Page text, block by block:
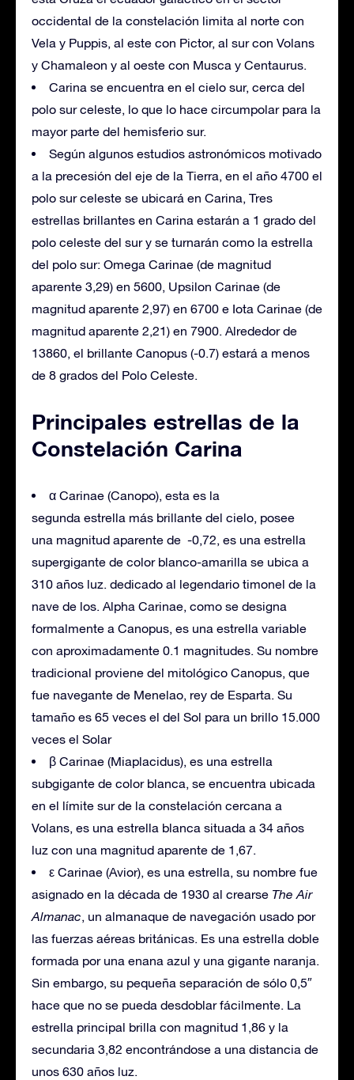
occidental de la constelación limita al norte con
Vela y Puppis, al este con Pictor, al sur con Volans
y Chamaleon y al oeste con Musca y Centaurus.
Carina se encuentra en el cielo sur, cerca del
polo sur celeste, lo que lo hace circumpolar para la
mayor parte del hemisferio sur.
Según algunos estudios astronómicos motivado
a la precesión del eje de la Tierra, en el año 4700 el
polo sur celeste se ubicará en Carina, Tres
estrellas brillantes en Carina estarán a 1 grado del
polo celeste del sur y se turnarán como la estrella
del polo sur: Omega Carinae (de magnitud
aparente 3,29) en 5600, Upsilon Carinae (de
magnitud aparente 2,97) en 6700 e Iota Carinae (de
magnitud aparente 2,21) en 7900. Alrededor de
13860, el brillante Canopus (-0.7) estará a menos
de 8 grados del Polo Celeste.
Principales estrellas de la
Constelación Carina
α Carinae (Canopo), esta es la
segunda estrella más brillante del cielo, posee
una magnitud aparente de -0,72, es una estrella
supergigante de color blanco-amarilla se ubica a
310 años luz. dedicado al legendario timonel de la
nave de los. Alpha Carinae, como se designa
formalmente a Canopus, es una estrella variable
con aproximadamente 0.1 magnitudes. Su nombre
tradicional proviene del mitológico Canopus, que
fue navegante de Menelao, rey de Esparta. Su
tamaño es 65 veces el del Sol para un brillo 15.000
veces el Solar
β Carinae (Miaplacidus), es una estrella
subgigante de color blanca, se encuentra ubicada
en el límite sur de la constelación cercana a
Volans, es una estrella blanca situada a 34 años
luz con una magnitud aparente de 1,67.
ε Carinae (Avior), es una estrella, su nombre fue
asignado en la década de 1930 al crearse The Air
Almanac, un almanaque de navegación usado por
las fuerzas aéreas británicas. Es una estrella doble
formada por una enana azul y una gigante naranja.
Sin embargo, su pequeña separación de sólo 0,5″
hace que no se pueda desdoblar fácilmente. La
estrella principal brilla con magnitud 1,86 y la
secundaria 3,82 encontrándose a una distancia de
unos 630 años luz.